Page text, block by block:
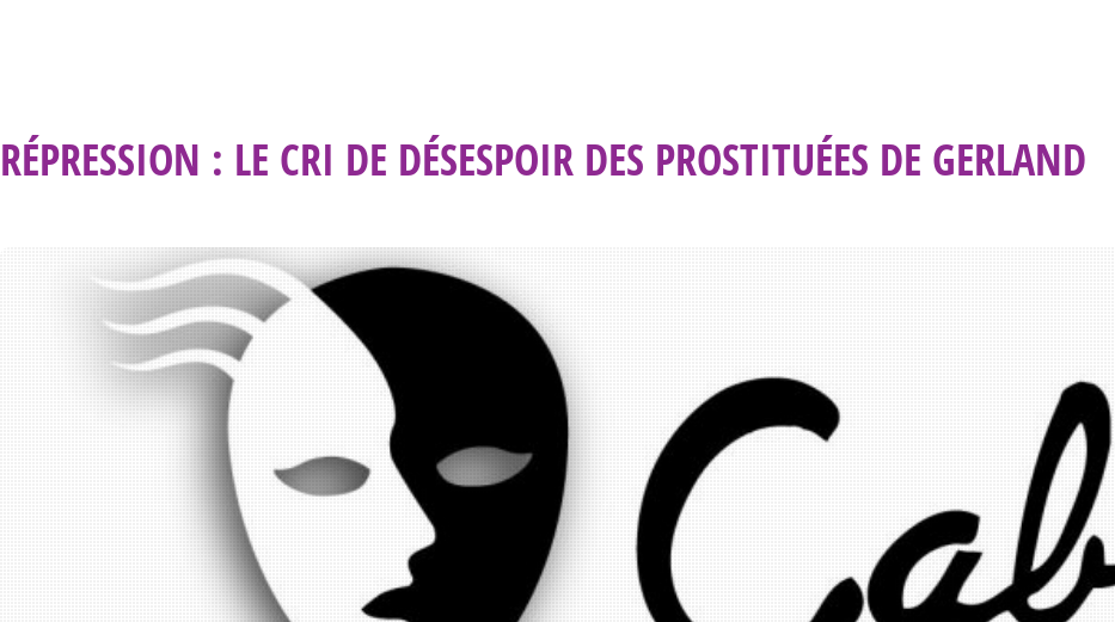
RÉPRESSION : LE CRI DE DÉSESPOIR DES PROSTITUÉES DE GERLAND